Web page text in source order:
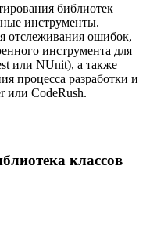
библиотек
инструменты.
отслеживания ошибок,
инструмента для
или NUnit), а также
процесса разработки и
или CodeRush.
классов